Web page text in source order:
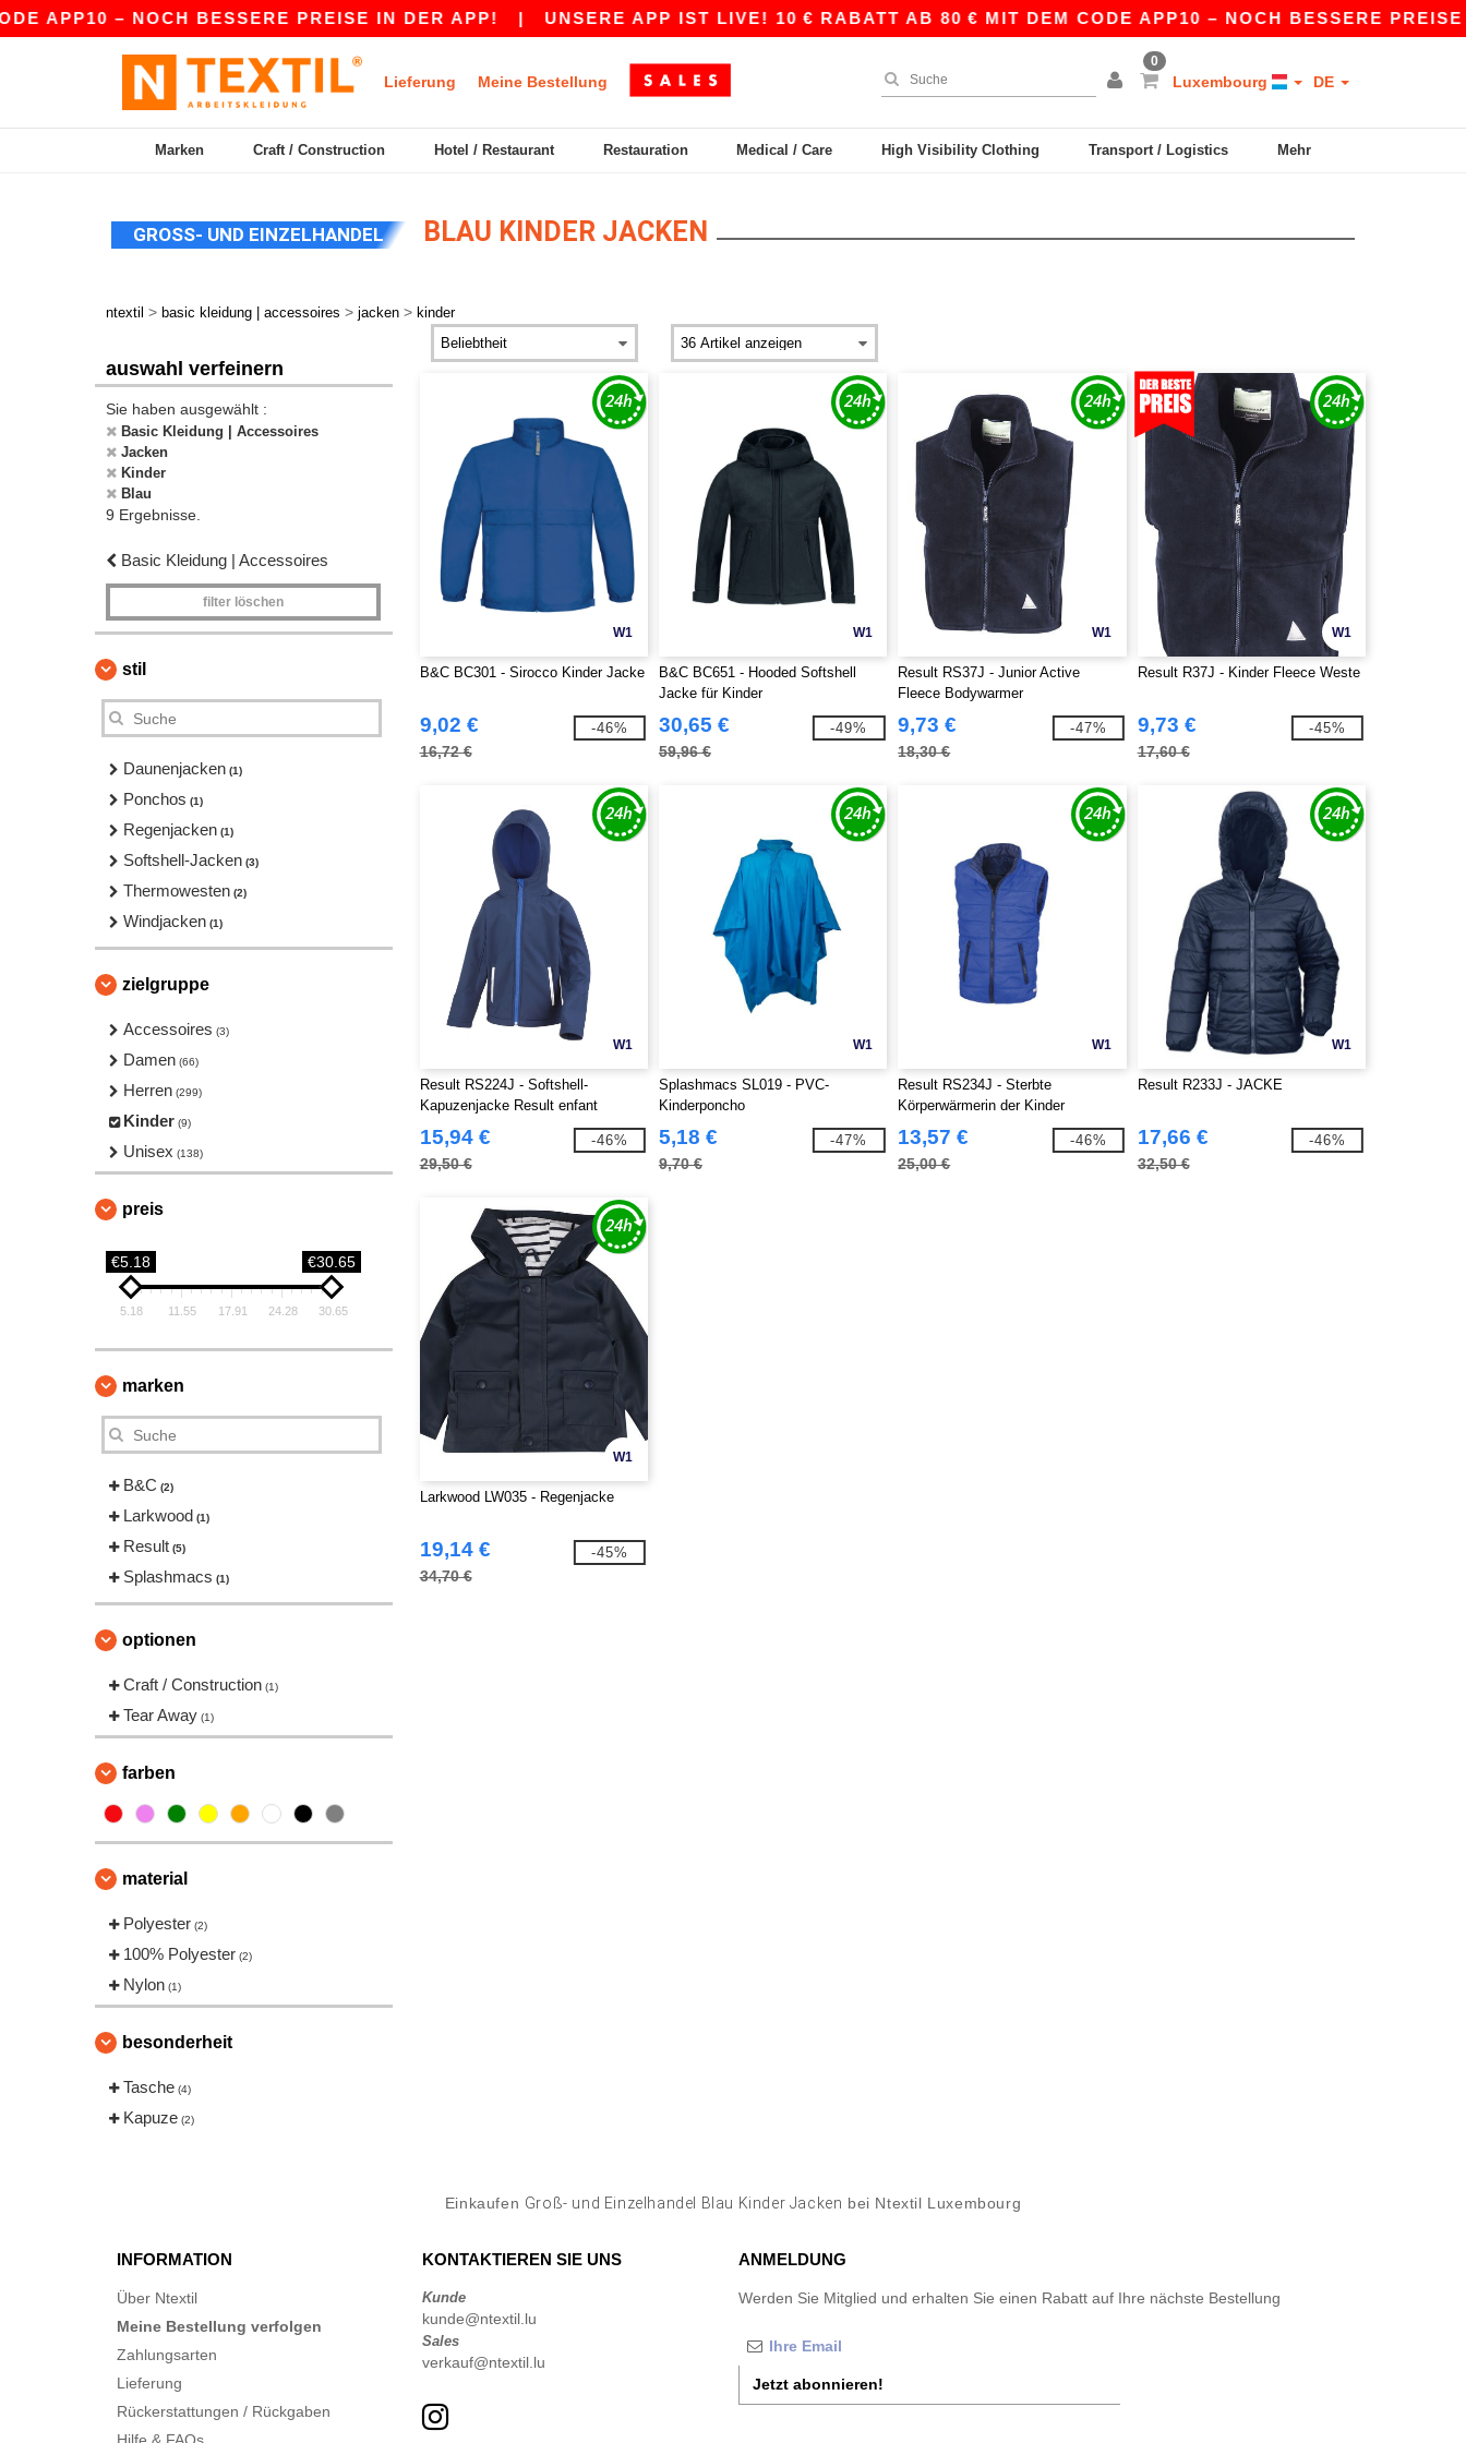
– NOCH BESSERE PREISE IN DER APP!| UNSERE APP IST LIVE! 10 € RABATT AB 80 € MIT DEM CODE APP10 – NOCH BESSERE PREISE IN
Lieferung Meine Bestellung
0
Luxembourg DE
Marken Craft / Construction Hotel / Restaurant Restauration Medical / Care High Visibility Clothing Transport / Logistics Mehr
GROSS- UND EINZELHANDEL BLAU KINDER JACKEN
ntextil > basic kleidung | accessoires > jacken > kinder
auswahl verfeinern
Sie haben ausgewählt :
Basic Kleidung | Accessoires
Jacken
Kinder
Blau
9 Ergebnisse.
Basic Kleidung | Accessoires
filter löschen
stil
Daunenjacken (1)
Ponchos (1)
Regenjacken (1)
Softshell-Jacken (3)
Thermowesten (2)
Windjacken (1)
zielgruppe
Accessoires (3)
Damen (66)
Herren (299)
Kinder (9)
Unisex (138)
preis
€5.18 €30.65
5.18 11.55 17.91 24.28 30.65
marken
B&C (2)
Larkwood (1)
Result (5)
Splashmacs (1)
optionen
Craft / Construction (1)
Tear Away (1)
farben
material
Polyester (2)
100% Polyester (2)
Nylon (1)
besonderheit
Tasche (4)
Kapuze (2)
W1
B&C BC301 - Sirocco Kinder Jacke
9,02 €
16,72 €
-46%
W1
B&C BC651 - Hooded Softshell
Jacke für Kinder
30,65 €
59,96 €
-49%
W1
Result RS37J - Junior Active
Fleece Bodywarmer
9,73 €
18,30 €
-47%
W1
Result R37J - Kinder Fleece Weste
9,73 €
17,60 €
-45%
W1
Result RS224J - Softshell-
Kapuzenjacke Result enfant
15,94 €
29,50 €
-46%
W1
Splashmacs SL019 - PVC-
Kinderponcho
5,18 €
9,70 €
-47%
W1
Result RS234J - Sterbte
Körperwärmerin der Kinder
13,57 €
25,00 €
-46%
W1
Result R233J - JACKE
17,66 €
32,50 €
-46%
W1
Larkwood LW035 - Regenjacke
19,14 €
34,70 €
-45%
Einkaufen Groß- und Einzelhandel Blau Kinder Jacken bei Ntextil Luxembourg
INFORMATION
Über Ntextil
Meine Bestellung verfolgen
Zahlungsarten
Lieferung
Rückerstattungen / Rückgaben
KONTAKTIEREN SIE UNS
Kunde
kunde@ntextil.lu
Sales
verkauf@ntextil.lu
ANMELDUNG
Werden Sie Mitglied und erhalten Sie einen Rabatt auf Ihre nächste Bestellung
Jetzt abonnieren!